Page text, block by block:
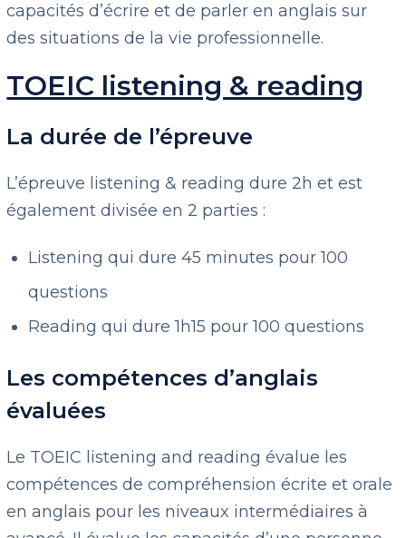
capacités d’écrire et de parler en anglais sur
des situations de la vie professionnelle.
TOEIC listening & reading
La durée de l’épreuve
L’épreuve listening & reading dure 2h et est
également divisée en 2 parties :
Listening qui dure 45 minutes pour 100
questions
Reading qui dure 1h15 pour 100 questions
Les compétences d’anglais
évaluées
Le TOEIC listening and reading évalue les
compétences de compréhension écrite et orale
en anglais pour les niveaux intermédiaires à